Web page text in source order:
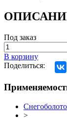
Под заказ
В корзину
Поделиться:
>